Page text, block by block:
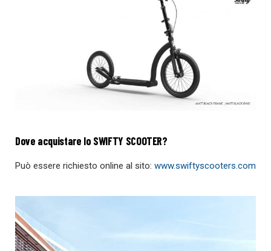
Dove acquistare lo SWIFTY SCOOTER?
Può essere richiesto online al sito: www.swiftyscooters.com